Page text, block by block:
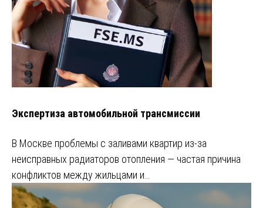
Экспертиза автомобильной трансмиссии
В Москве проблемы с заливами квартир из-за
неисправных радиаторов отопления — частая причина
конфликтов между жильцами и…